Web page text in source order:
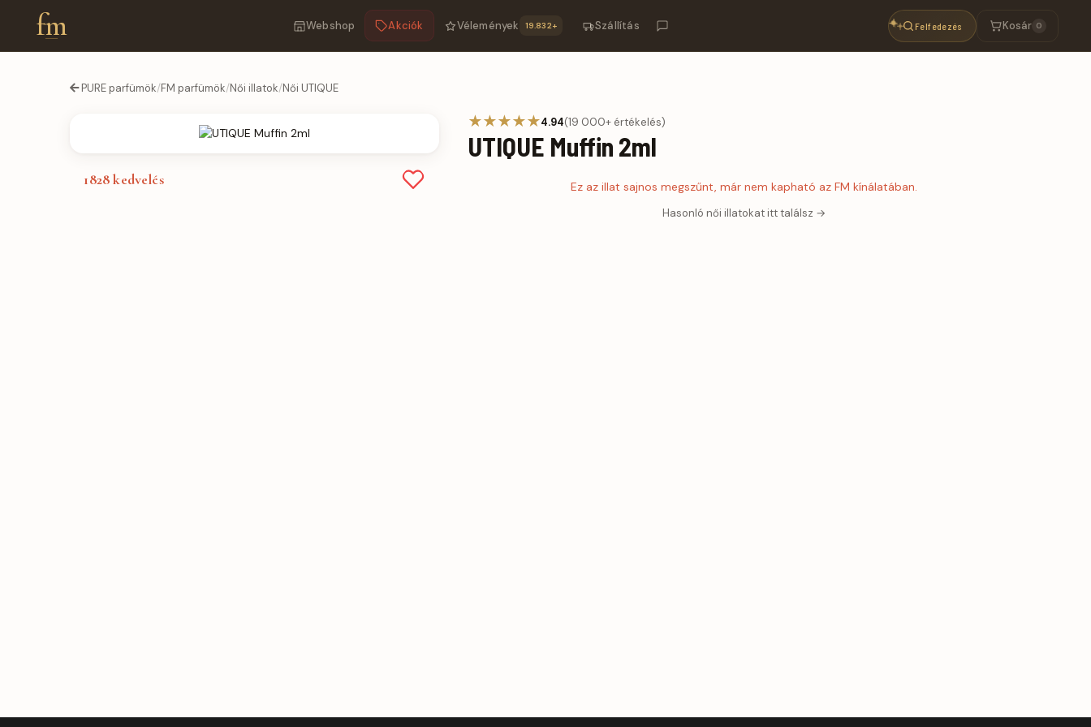
fm Webshop Akciók Vélemények 19.832+ Szállítás Felfedezés Kosár 0
PURE parfümök/FM parfümök/Női illatok/Női UTIQUE
1828kedvelés
★★★★★4.94(19 000+ értékelés)
UTIQUE Muffin 2ml
Ez az illat sajnos megszűnt, már nem kapható az FM kínálatában.
Hasonló női illatokat itt találsz →